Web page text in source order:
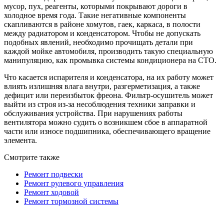
мусор, пух, реагенты, которыми покрывают дороги в
холодное время года. Такие негативные компоненты
скапливаются в районе хомутов, гаек, каркаса, в полости
между радиатором и конденсатором. Чтобы не допускать
подобных явлений, необходимо прочищать детали при
каждой мойке автомобиля, производить такую специальную
манипуляцию, как промывка системы кондиционера на СТО.
Что касается испарителя и конденсатора, на их работу может
влиять излишняя влага внутри, разгерметизация, а также
дефицит или переизбыток фреона. Фильтр-осушитель может
выйти из строя из-за несоблюдения техники заправки и
обслуживания устройства. При нарушениях работы
вентилятора можно судить о возникшем сбое в аппаратной
части или износе подшипника, обеспечивающего вращение
элемента.
Смотрите также
Ремонт подвески
Ремонт рулевого управления
Ремонт ходовой
Ремонт тормозной системы